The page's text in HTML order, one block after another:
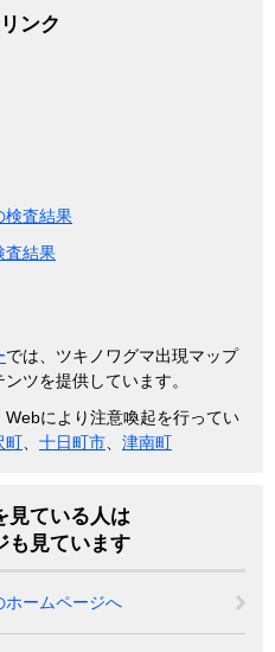
ンク
検査結果
査結果
では、ツキノワグマ出現マップ
ツを提供しています。
Webにより注意喚起を行ってい
町 十日町市 津南町
見ている人は
も見ています
ホームページへ